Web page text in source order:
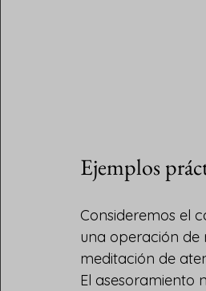
Ejemplos
Consideremos el
una operación de
meditación de
El asesoramiento